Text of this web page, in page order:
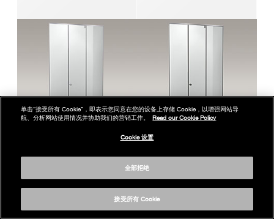
10夹层玻璃 密封
单击“接受所有 Cookie”，即表示您同意在您的设备上存储 Cookie，以增强网站导
航、分析网站使用情况并协助我们的营销工作。
Read our Cookie Policy
Cookie 设置
全部拒绝
接受所有 Cookie